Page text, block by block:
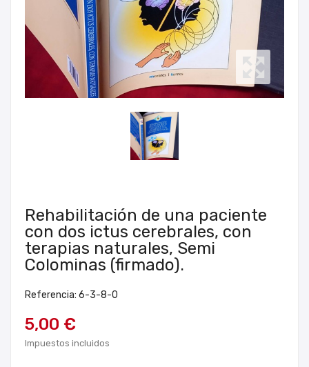
Rehabilitación de una paciente
con dos ictus cerebrales, con
terapias naturales, Semi
Colominas (firmado).
Referencia: 6-3-8-0
5,00 €
Impuestos incluidos